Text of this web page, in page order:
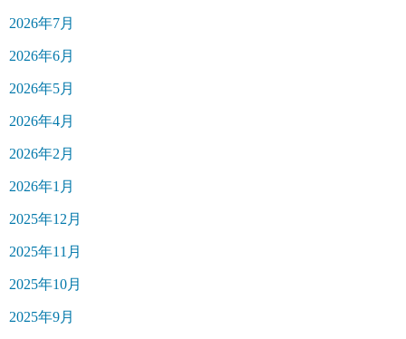
2026年7月
2026年6月
2026年5月
2026年4月
2026年2月
2026年1月
2025年12月
2025年11月
2025年10月
2025年9月